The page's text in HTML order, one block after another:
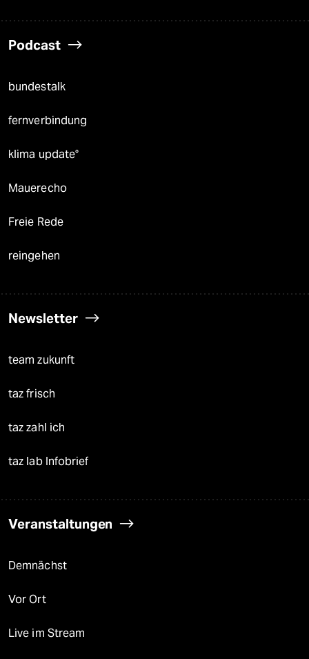
Podcast
bundestalk
fernverbindung
klima update°
Mauerecho
Freie Rede
reingehen
Newsletter
team zukunft
taz frisch
taz zahl ich
taz lab Infobrief
Veranstaltungen
Demnächst
Vor Ort
Live im Stream